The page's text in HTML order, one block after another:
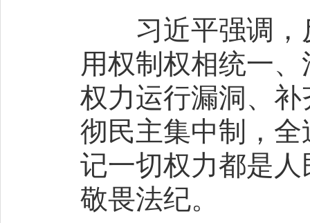
习近平强调，
用权制权相统一
权力运行漏洞、
彻民主集中制，
记一切权力都是
敬畏法纪。